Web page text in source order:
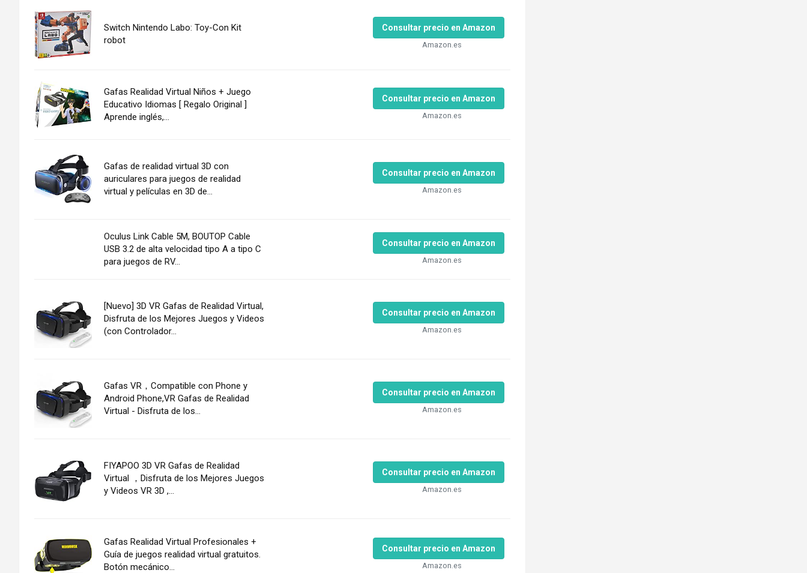
Switch Nintendo Labo: Toy-Con Kit
robot
Consultar precio en Amazon
Amazon.es
Gafas Realidad Virtual Niños + Juego
Educativo Idiomas [ Regalo Original ]
Aprende inglés,...
Consultar precio en Amazon
Amazon.es
Gafas de realidad virtual 3D con
auriculares para juegos de realidad
virtual y películas en 3D de...
Consultar precio en Amazon
Amazon.es
Oculus Link Cable 5M, BOUTOP Cable
USB 3.2 de alta velocidad tipo A a tipo C
para juegos de RV...
Consultar precio en Amazon
Amazon.es
[Nuevo] 3D VR Gafas de Realidad Virtual,
Disfruta de los Mejores Juegos y Videos
(con Controlador...
Consultar precio en Amazon
Amazon.es
Gafas VR，Compatible con Phone y
Android Phone,VR Gafas de Realidad
Virtual - Disfruta de los...
Consultar precio en Amazon
Amazon.es
FIYAPOO 3D VR Gafas de Realidad
Virtual ，Disfruta de los Mejores Juegos
y Videos VR 3D ,...
Consultar precio en Amazon
Amazon.es
Gafas Realidad Virtual Profesionales +
Guía de juegos realidad virtual gratuitos.
Botón mecánico...
Consultar precio en Amazon
Amazon.es